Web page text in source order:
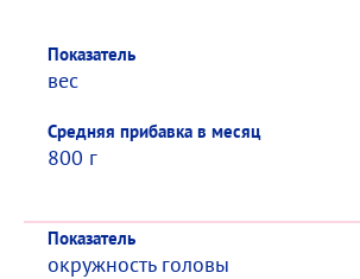
Показатель
вес
Средняя прибавка в месяц
800 г
Показатель
окружность головы